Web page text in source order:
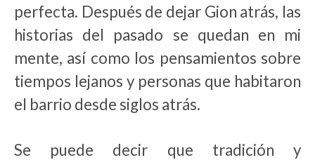
perfecta. Después de dejar Gion atrás, las
historias del pasado se quedan en mi
mente, así como los pensamientos sobre
tiempos lejanos y personas que habitaron
el barrio desde siglos atrás.
Se puede decir que tradición y